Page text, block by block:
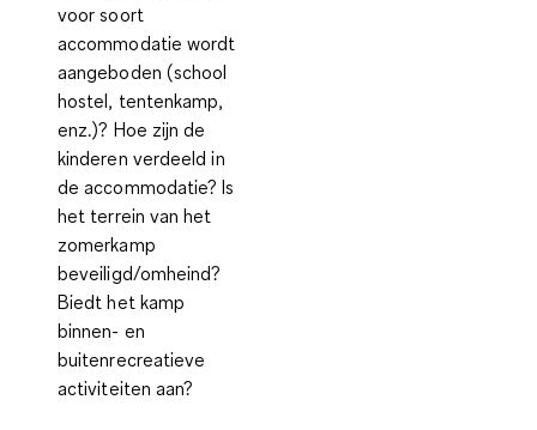
voor soort
accommodatie wordt
aangeboden (school
hostel, tentenkamp,
enz.)? Hoe zijn de
kinderen verdeeld in
de accommodatie? Is
het terrein van het
zomerkamp
beveiligd/omheind?
Biedt het kamp
binnen- en
buitenrecreatieve
activiteiten aan?